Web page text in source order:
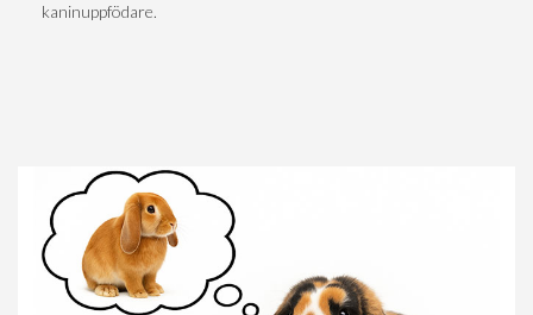
kaninuppfödare.